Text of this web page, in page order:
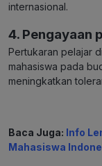
internasional.
4. Pengayaan
Pertukaran pelajar
mahasiswa pada
meningkatkan
Baca Juga: Info
Mahasiswa